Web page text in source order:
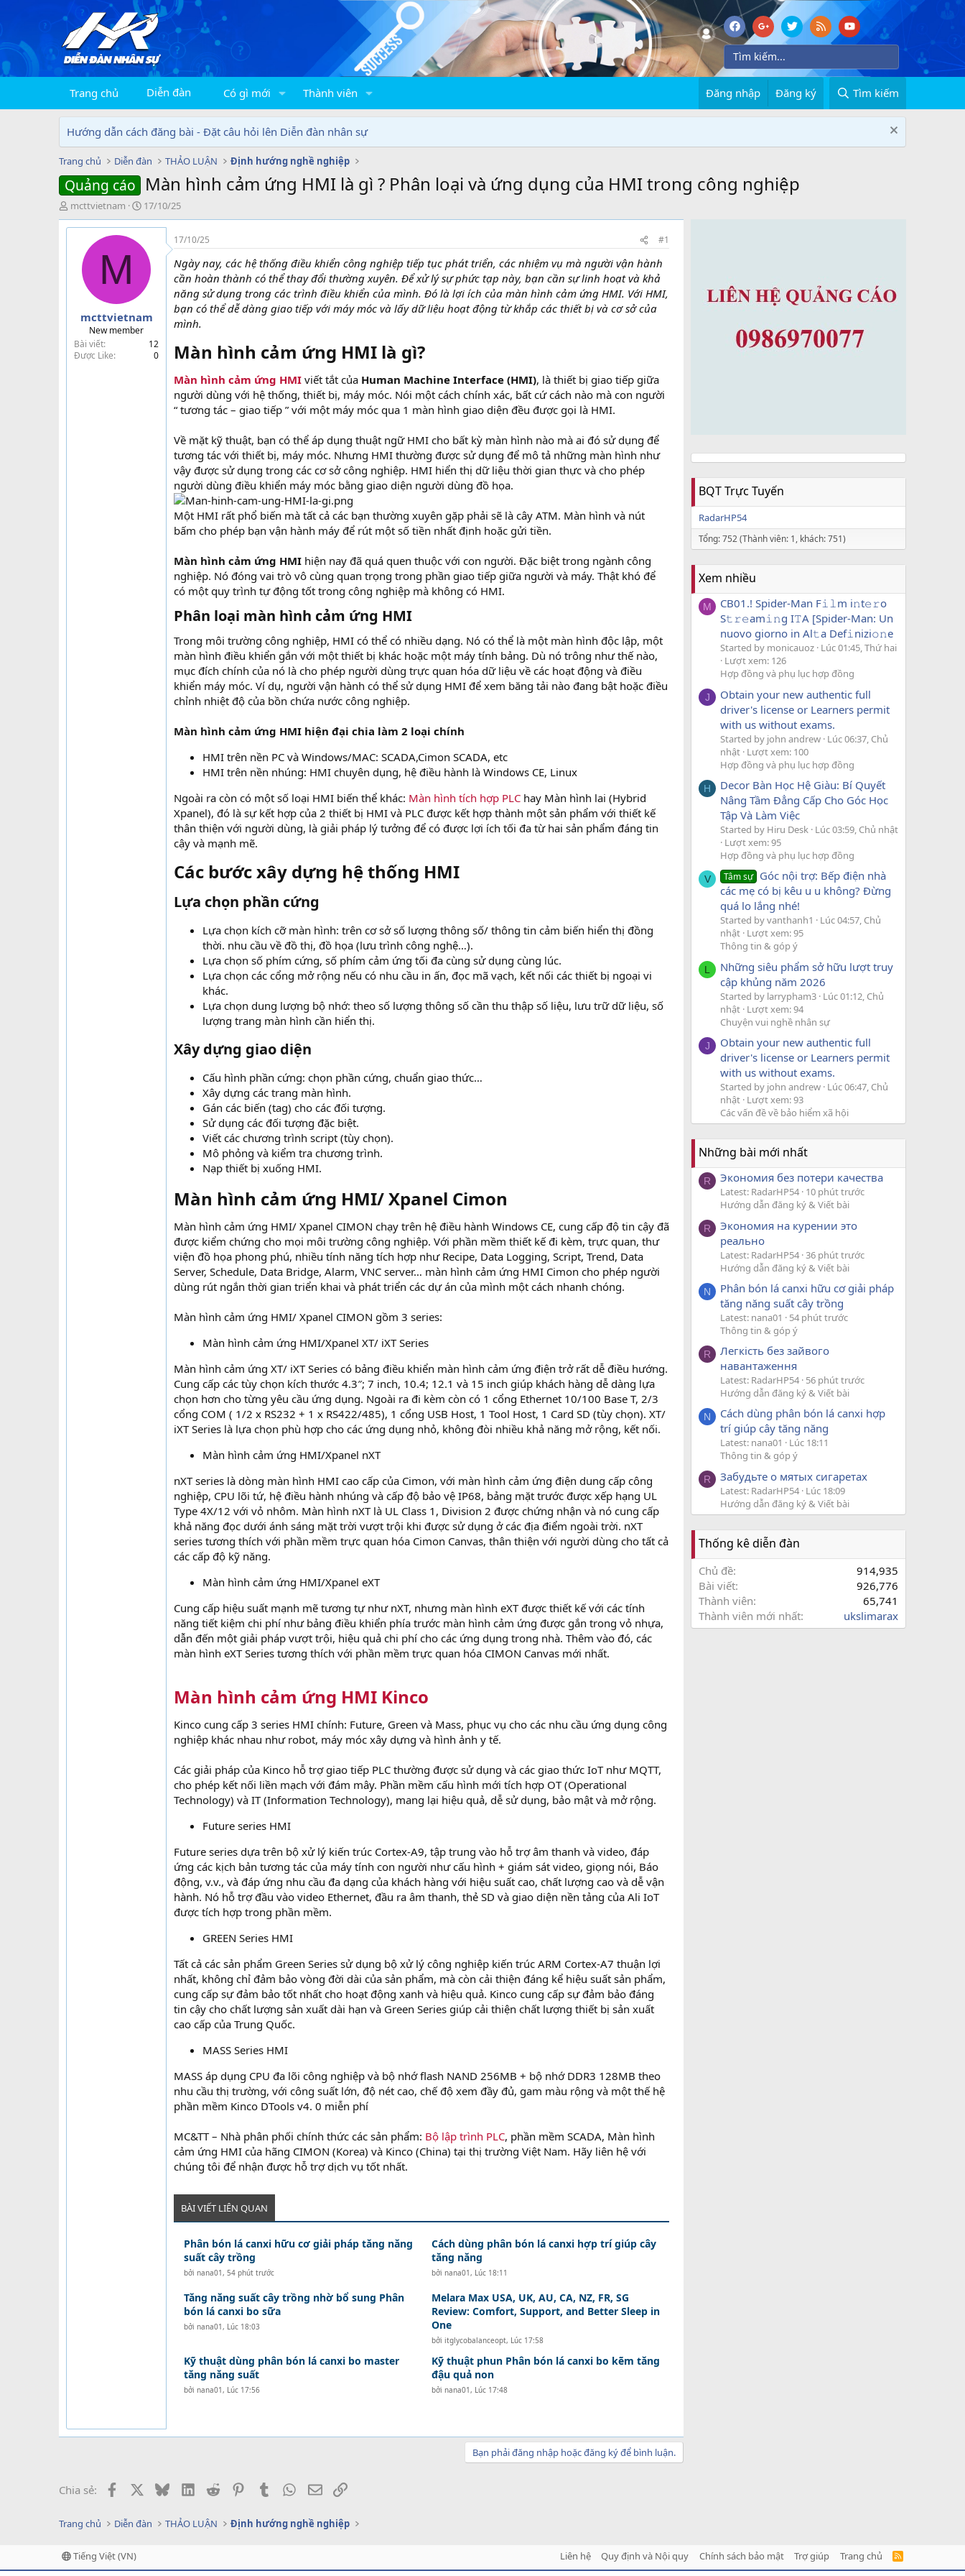
Trang chủ Diễn đàn Có gì mới Thành viên Đăng nhập Đăng ký Tìm kiếm
Hướng dẫn cách đăng bài - Đặt câu hỏi lên Diễn đàn nhân sự
Trang chủ Diễn đàn THẢO LUẬN Định hướng nghề nghiệp
Quảng cáo Màn hình cảm ứng HMI là gì ? Phân loại và ứng dụng của HMI trong công nghiệp
T
h
r
mcttvietnam
N
g
à
g
17/10/25
M
mcttvietnam
New member
Bài viết
12
Được Like
0
17/10/25 #1
Ngày nay, các hệ thống điều khiển công nghiệp tiếp tục phát triển, các nhiệm vụ mà người vận hành
cần hoàn thành có thể thay đổi thường xuyên. Để xử lý sự phức tạp này, bạn cần sự linh hoạt và khả
năng sử dụng trong các trình điều khiển của mình. Đó là lợi ích của màn hình cảm ứng HMI. Với HMI,
bạn có thể dễ dàng giao tiếp với máy móc và lấy dữ liệu hoạt động từ khắp các thiết bị và cơ sở của
mình.
Màn hình cảm ứng HMI là gì?​
Màn hình cảm ứng HMI viết tắt của Human Machine Interface (HMI), là thiết bị giao tiếp giữa
người dùng với hệ thống, thiết bị, máy móc. Nói một cách chính xác, bất cứ cách nào mà con người
“ tương tác – giao tiếp ” với một máy móc qua 1 màn hình giao diện đều được gọi là HMI.
Về mặt kỹ thuật, bạn có thể áp dụng thuật ngữ HMI cho bất kỳ màn hình nào mà ai đó sử dụng để
tương tác với thiết bị, máy móc. Nhưng HMI thường được sử dụng để mô tả những màn hình như
vậy được sử dụng trong các cơ sở công nghiệp. HMI hiển thị dữ liệu thời gian thực và cho phép
người dùng điều khiển máy móc bằng giao diện người dùng đồ họa.
Một HMI rất phổ biến mà tất cả các bạn thường xuyên gặp phải sẽ là cây ATM. Màn hình và nút
bấm cho phép bạn vận hành máy để rút một số tiền nhất định hoặc gửi tiền.
Màn hình cảm ứng HMI hiện nay đã quá quen thuộc với con người. Đặc biệt trong ngành công
nghiệp. Nó đóng vai trò vô cùng quan trọng trong phần giao tiếp giữa người và máy. Thật khó để
có một quy trình tự động tốt trong công nghiệp mà không có HMI.
Phân loại màn hình cảm ứng HMI
Trong môi trường công nghiệp, HMI có thể có nhiều dạng. Nó có thể là một màn hình độc lập, một
màn hình điều khiển gắn với một thiết bị khác hoặc một máy tính bảng. Dù nó trông như thế nào,
mục đích chính của nó là cho phép người dùng trực quan hóa dữ liệu về các hoạt động và điều
khiển máy móc. Ví dụ, người vận hành có thể sử dụng HMI để xem băng tải nào đang bật hoặc điều
chỉnh nhiệt độ của bồn chứa nước công nghiệp.
Màn hình cảm ứng HMI hiện đại chia làm 2 loại chính
HMI trên nền PC và Windows/MAC: SCADA,Cimon SCADA, etc
HMI trên nền nhúng: HMI chuyên dụng, hệ điều hành là Windows CE, Linux
Ngoài ra còn có một số loại HMI biến thể khác: Màn hình tích hợp PLC hay Màn hình lai (Hybrid
Xpanel), đó là sự kết hợp của 2 thiết bị HMI và PLC được kết hợp thành một sản phẩm với thiết kế
thân thiện với người dùng, là giải pháp lý tưởng để có được lợi ích tối đa từ hai sản phẩm đáng tin
cậy và mạnh mẽ.
Các bước xây dựng hệ thống HMI
Lựa chọn phần cứng
Lựa chọn kích cỡ màn hình: trên cơ sở số lượng thông số/ thông tin cảm biến hiển thị đồng
thời. nhu cầu về đồ thị, đồ họa (lưu trình công nghệ…).
Lựa chọn số phím cứng, số phím cảm ứng tối đa cùng sử dụng cùng lúc.
Lựa chọn các cổng mở rộng nếu có nhu cầu in ấn, đọc mã vạch, kết nối các thiết bị ngoại vi
khác.
Lựa chọn dung lượng bộ nhớ: theo số lượng thông số cần thu thập số liệu, lưu trữ dữ liệu, số
lượng trang màn hình cần hiển thị.
Xây dựng giao diện
Cấu hình phần cứng: chọn phần cứng, chuẩn giao thức…
Xây dựng các trang màn hình.
Gán các biến (tag) cho các đối tượng.
Sử dụng các đối tượng đặc biệt.
Viết các chương trình script (tùy chọn).
Mô phỏng và kiểm tra chương trình.
Nạp thiết bị xuống HMI.
Màn hình cảm ứng HMI/ Xpanel Cimon​
Màn hình cảm ứng HMI/ Xpanel CIMON chạy trên hệ điều hành Windows CE, cung cấp độ tin cậy đã
được kiểm chứng cho mọi môi trường công nghiệp. Với phần mềm thiết kế đi kèm, trực quan, thư
viện đồ họa phong phú, nhiều tính năng tích hợp như Recipe, Data Logging, Script, Trend, Data
Server, Schedule, Data Bridge, Alarm, VNC server… màn hình cảm ứng HMI Cimon cho phép người
dùng rút ngắn thời gian triển khai và phát triển các dự án của mình một cách nhanh chóng.
Màn hình cảm ứng HMI/ Xpanel CIMON gồm 3 series:
Màn hình cảm ứng HMI/Xpanel XT/ iXT Series
Màn hình cảm ứng XT/ iXT Series có bảng điều khiển màn hình cảm ứng điện trở rất dễ điều hướng.
Cung cấp các tùy chọn kích thước 4.3″; 7 inch, 10.4; 12.1 và 15 inch giúp khách hàng dễ dàng lựa
chọn hơn cho từng yêu cầu ứng dụng. Ngoài ra đi kèm còn có 1 cổng Ethernet 10/100 Base T, 2/3
cổng COM ( 1/2 x RS232 + 1 x RS422/485), 1 cổng USB Host, 1 Tool Host, 1 Card SD (tùy chọn). XT/
iXT Series là lựa chọn phù hợp cho các ứng dụng nhỏ, không đòi nhiều khả năng mở rộng, kết nối.
Màn hình cảm ứng HMI/Xpanel nXT
nXT series là dòng màn hình HMI cao cấp của Cimon, với màn hình cảm ứng điện dung cấp công
nghiệp, CPU lõi tứ, hệ điều hành nhúng và cấp độ bảo vệ IP68, bảng mặt trước được xếp hạng UL
Type 4X/12 với vỏ nhôm. Màn hình nXT là UL Class 1, Division 2 được chứng nhận và nó cung cấp
khả năng đọc dưới ánh sáng mặt trời vượt trội khi được sử dụng ở các địa điểm ngoài trời. nXT
series tương thích với phần mềm trực quan hóa Cimon Canvas, thân thiện với người dùng cho tất cả
các cấp độ kỹ năng.
Màn hình cảm ứng HMI/Xpanel eXT
Cung cấp hiệu suất mạnh mẽ tương tự như nXT, nhưng màn hình eXT được thiết kế với các tính
năng tiết kiệm chi phí như bảng điều khiển phía trước màn hình cảm ứng được gắn trong vỏ nhựa,
dẫn đến một giải pháp vượt trội, hiệu quả chi phí cho các ứng dụng trong nhà. Thêm vào đó, các
màn hình eXT Series tương thích với phần mềm trực quan hóa CIMON Canvas mới nhất.
Màn hình cảm ứng HMI Kinco
Kinco cung cấp 3 series HMI chính: Future, Green và Mass, phục vụ cho các nhu cầu ứng dụng công
nghiệp khác nhau như robot, máy móc xây dựng và hình ảnh y tế.
Các giải pháp của Kinco hỗ trợ giao tiếp PLC thường được sử dụng và các giao thức IoT như MQTT,
cho phép kết nối liền mạch với đám mây. Phần mềm cấu hình mới tích hợp OT (Operational
Technology) và IT (Information Technology), mang lại hiệu quả, dễ sử dụng, bảo mật và mở rộng.
Future series HMI
Future series dựa trên bộ xử lý kiến trúc Cortex-A9, tập trung vào hỗ trợ âm thanh và video, đáp
ứng các kịch bản tương tác của máy tính con người như cấu hình + giám sát video, giọng nói, Báo
động, v.v., và đáp ứng nhu cầu đa dạng của khách hàng với hiệu suất cao, chất lượng cao và dễ vận
hành. Nó hỗ trợ đầu vào video Ethernet, đầu ra âm thanh, thẻ SD và giao diện nền tảng của Ali IoT
được tích hợp trong phần mềm.
GREEN Series HMI
Tất cả các sản phẩm Green Series sử dụng bộ xử lý công nghiệp kiến trúc ARM Cortex-A7 thuận lợi
nhất, không chỉ đảm bảo vòng đời dài của sản phẩm, mà còn cải thiện đáng kể hiệu suất sản phẩm,
cung cấp sự đảm bảo tốt nhất cho hoạt động xanh và hiệu quả. Kinco cung cấp sự đảm bảo đáng
tin cậy cho chất lượng sản xuất dài hạn và Green Series giúp cải thiện chất lượng thiết bị sản xuất
cao cấp của Trung Quốc.
MASS Series HMI
MASS áp dụng CPU đa lõi công nghiệp và bộ nhớ flash NAND 256MB + bộ nhớ DDR3 128MB theo
nhu cầu thị trường, với công suất lớn, độ nét cao, chế độ xem đầy đủ, gam màu rộng và một thế hệ
phần mềm Kinco DTools v4. 0 miễn phí
MC&TT – Nhà phân phối chính thức các sản phẩm: Bộ lập trình PLC, phần mềm SCADA, Màn hình
cảm ứng HMI của hãng CIMON (Korea) và Kinco (China) tại thị trường Việt Nam. Hãy liên hệ với
chúng tôi để nhận được hỗ trợ dịch vụ tốt nhất.
BÀI VIẾT LIÊN QUAN
Phân bón lá canxi hữu cơ giải pháp tăng năng
suất cây trồng
bởi nana01, 54 phút trước
Cách dùng phân bón lá canxi hợp trí giúp cây
tăng năng
bởi nana01, Lúc 18:11
Tăng năng suất cây trồng nhờ bổ sung Phân
bón lá canxi bo sữa
bởi nana01, Lúc 18:03
Melara Max USA, UK, AU, CA, NZ, FR, SG
Review: Comfort, Support, and Better Sleep in
One
bởi itglycobalanceopt, Lúc 17:58
Kỹ thuật dùng phân bón lá canxi bo master
tăng năng suất
bởi nana01, Lúc 17:56
Kỹ thuật phun Phân bón lá canxi bo kẽm tăng
đậu quả non
bởi nana01, Lúc 17:48
Bạn phải đăng nhập hoặc đăng ký để bình luận.
Chia sẻ: Facebook BlueskyLinkedIn
Reddit PinterestTumblr WhatsApp
EmailLink
BQT Trực Tuyến
RadarHP54
Tổng: 752 (Thành viên: 1, khách: 751)
Xem nhiều
M
CB01.! Spider-Man F𝚒𝚕m i𝚗t𝚎𝚛o
S𝚝𝚛𝚎am𝚒𝚗g I𝚃A [Spider-Man: Un
nuovo giorno in Al𝚝a Def𝚒nizi𝚘𝚗e
Started by monicauoz Lúc 01:45, Thứ hai
Lượt xem: 126
Hợp đồng và phụ lục hợp đồng
J
Obtain your new authentic full
driver's license or Learners permit
with us without exams.
Started by john andrew Lúc 06:37, Chủ
nhật Lượt xem: 100
Hợp đồng và phụ lục hợp đồng
H
Decor Bàn Học Hệ Giàu: Bí Quyết
Nâng Tầm Đẳng Cấp Cho Góc Học
Tập Và Làm Việc
Started by Hiru Desk Lúc 03:59, Chủ nhật
Lượt xem: 95
Hợp đồng và phụ lục hợp đồng
V Tâm sự Góc nội trợ: Bếp điện nhà
các mẹ có bị kêu u u không? Đừng
quá lo lắng nhé!
Started by vanthanh1
Lúc 04:57, Chủ
nhật Lượt xem: 95
Thông tin & góp ý
L
Những siêu phẩm sở hữu lượt truy
cập khủng năm 2026
Started by larrypham3 Lúc 01:12, Chủ
nhật Lượt xem: 94
Chuyện vui nghề nhân sự
J
Obtain your new authentic full
driver's license or Learners permit
with us without exams.
Started by john andrew Lúc 06:47, Chủ
nhật Lượt xem: 93
Các vấn đề về bảo hiểm xã hội
Những bài mới nhất
R Экономия без потери качества
Latest: RadarHP54 10 phút trước
Hướng dẫn đăng ký & Viết bài
R
Экономия на курении это
реально
Latest: RadarHP54 36 phút trước
Hướng dẫn đăng ký & Viết bài
N
Phân bón lá canxi hữu cơ giải pháp
tăng năng suất cây trồng
Latest: nana01
54 phút trước
Thông tin & góp ý
R
Легкість без зайвого
навантаження
Latest: RadarHP54 56 phút trước
Hướng dẫn đăng ký & Viết bài
N
Cách dùng phân bón lá canxi hợp
trí giúp cây tăng năng
Latest: nana01
Lúc 18:11
Thông tin & góp ý
R Забудьте о мятых сигаретах
Latest: RadarHP54 Lúc 18:09
Hướng dẫn đăng ký & Viết bài
Thống kê diễn đàn
Chủ đề
914,935
Bài viết
926,776
Thành viên
65,741
Thành viên mới nhất
ukslimarax
Trang chủ Diễn đàn THẢO LUẬN Định hướng nghề nghiệp
Tiếng Việt (VN) Liên hệ Quy định và Nội quy Chính sách bảo mật Trợ giúp Trang chủ
R